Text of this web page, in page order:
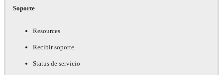
Soporte
Resources
Recibir soporte
Status de servicio